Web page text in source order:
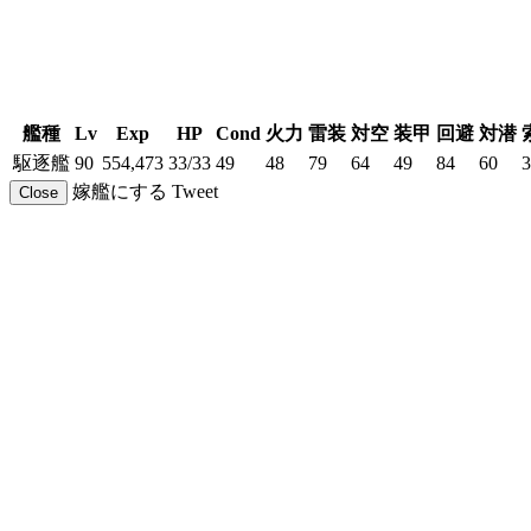
艦種 Lv Exp HP Cond 火力 雷装 対空 装甲 回避 対潜
駆逐艦 90 554,473 33/33 49 48 79 64 49 84 60
Close 嫁艦にする Tweet